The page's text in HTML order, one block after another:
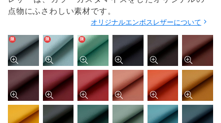
点物にふさわしい素材です。
オリジナルエンボスレザーについて
限 限 限